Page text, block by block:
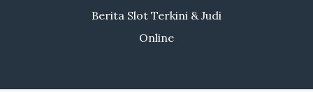
Berita Slot Terkini & Judi
Online